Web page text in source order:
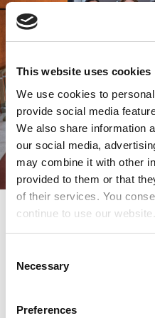
This website uses cookies
We use cookies to
provide social media
We also share information
our social media,
may combine it with other
provided to them or that
of their services. You
continue to use our website.
Necessary
Preferences
Leden van Colectiva
invalidenrechtengroep in
Castaneira
Macht